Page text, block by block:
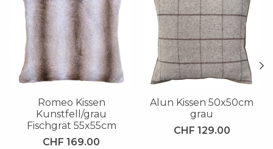
Romeo Kissen
Kunstfell/grau
Fischgrät 55x55cm
CHF 169.00
Alun Kissen 50x50cm
grau
CHF 129.00